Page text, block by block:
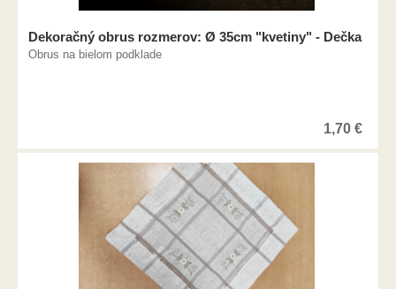
Dekoračný obrus rozmerov: Ø 35cm "kvetiny" - Dečka
Obrus na bielom podklade
1,70 €